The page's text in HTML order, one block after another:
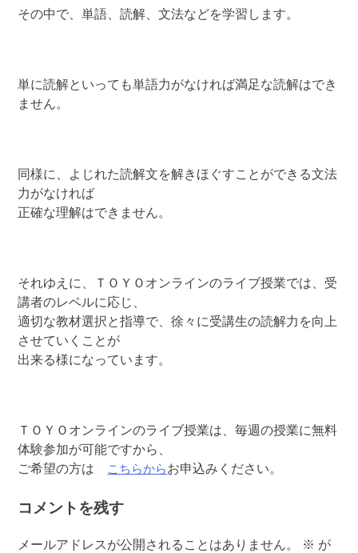
その中で、単語、読解、文法などを学習します。
単に読解といっても単語力がなければ満足な読解はでき
ません。
同様に、よじれた読解文を解きほぐすことができる文法
力がなければ
正確な理解はできません。
それゆえに、ＴＯＹＯオンラインのライブ授業では、受
講者のレベルに応じ、
適切な教材選択と指導で、徐々に受講生の読解力を向上
させていくことが
出来る様になっています。
ＴＯＹＯオンラインのライブ授業は、毎週の授業に無料
体験参加が可能ですから、
ご希望の方は
こちらからお申込みください。
コメントを残す
メールアドレスが公開されることはありません。 ※ が